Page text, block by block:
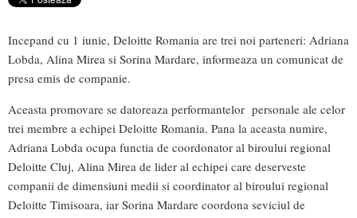
Incepand cu 1 iunie, Deloitte Romania are trei noi parteneri: Adriana
Lobda, Alina Mirea si Sorina Mardare, informeaza un comunicat de
presa emis de companie.
Aceasta promovare se datoreaza performantelor personale ale celor
trei membre a echipei Deloitte Romania. Pana la aceasta numire,
Adriana Lobda ocupa functia de coordonator al biroului regional
Deloitte Cluj, Alina Mirea de lider al echipei care deserveste
companii de dimensiuni medii si coordinator al biroului regional
Deloitte Timisoara, iar Sorina Mardare coordona seviciul de